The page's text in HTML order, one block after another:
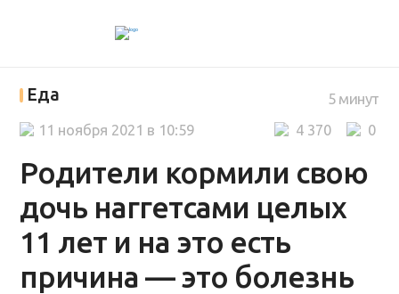
Еда
Родители кормили свою
дочь наггетсами целых
11 лет и на это есть
причина — это болезнь
5 минут
0
4 370
11 ноября 2021 в 10:59